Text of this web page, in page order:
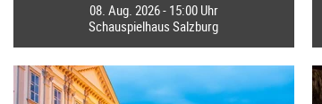
08. Aug. 2026 - 15:00 Uhr
Schauspielhaus Salzburg